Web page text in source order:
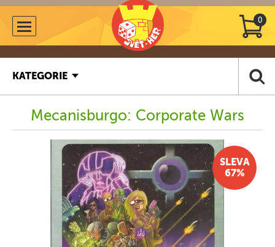
0
KATEGORIE
Mecanisburgo: Corporate Wars
SLEVA
67%